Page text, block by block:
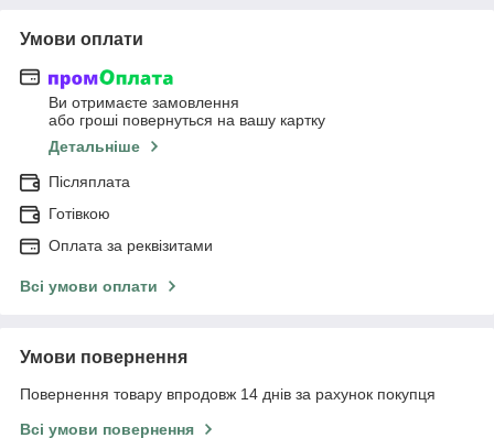
Умови оплати
Ви отримаєте замовлення
або гроші повернуться на вашу картку
Детальніше
Післяплата
Готівкою
Оплата за реквізитами
Всі умови оплати
Умови повернення
Повернення товару впродовж 14 днів за рахунок покупця
Всі умови повернення